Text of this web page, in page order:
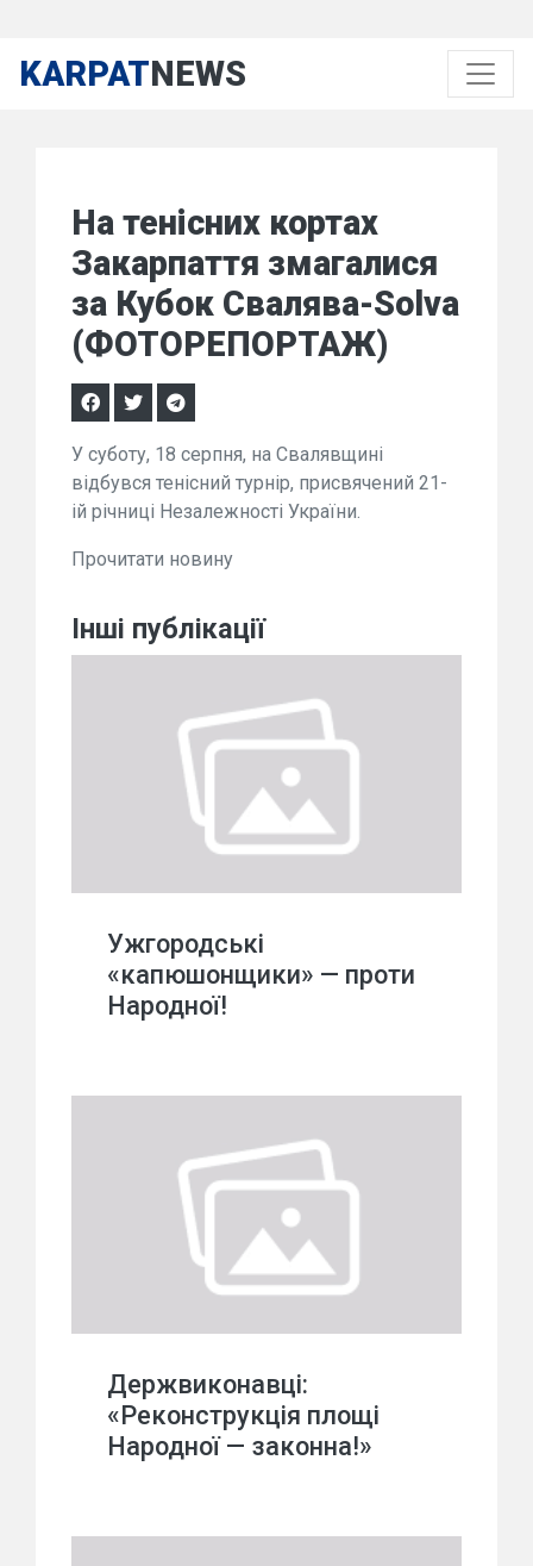
KARPATNEWS
На тенісних кортах
Закарпаття змагалися
за Кубок Свалява-Solva
(ФОТОРЕПОРТАЖ)
У суботу, 18 серпня, на Свалявщині
відбувся тенісний турнір, присвячений 21-
ій річниці Незалежності України.
Прочитати новину
Інші публікації
Ужгородські
«капюшонщики» — проти
Народної!
Держвиконавці:
«Реконструкція площі
Народної — законна!»